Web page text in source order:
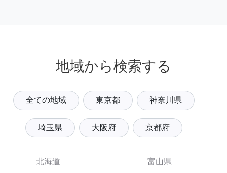
地域から検索する
全ての地域 東京都 神奈川県
埼玉県 大阪府 京都府
北海道
富山県